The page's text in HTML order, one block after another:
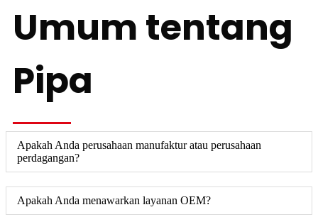
Umum tentang
Pipa
Apakah Anda perusahaan manufaktur atau perusahaan
perdagangan?
Apakah Anda menawarkan layanan OEM?